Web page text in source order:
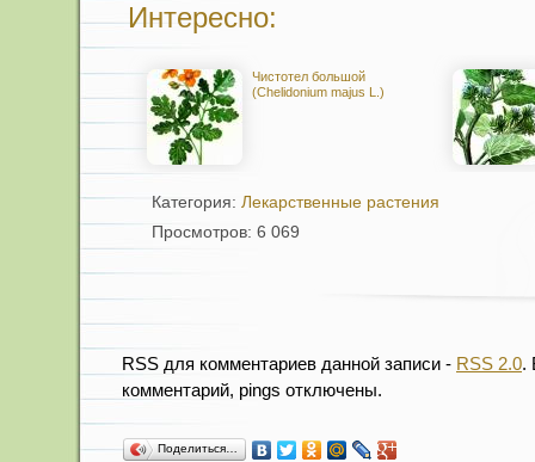
Интересно:
Чистотел большой
(Chelidonium majus L.)
Категория: Лекарственные растения
Просмотров: 6 069
RSS для комментариев данной записи - RSS 2.0.
комментарий, pings отключены.
Поделиться…